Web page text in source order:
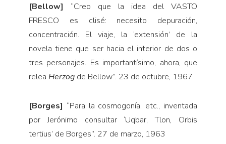
[Bellow] “Creo que la idea del VASTO
FRESCO es clisé: necesito depuración,
concentración. El viaje, la ‘extensión’ de la
novela tiene que ser hacia el interior de dos o
tres personajes. Es importantísimo, ahora, que
relea Herzog de Bellow”. 23 de octubre, 1967
[Borges] “Para la cosmogonía, etc., inventada
por Jeró­nimo consultar ‘Uqbar, Tlon, Orbis
tertius’ de Borges”. 27 de marzo, 1963